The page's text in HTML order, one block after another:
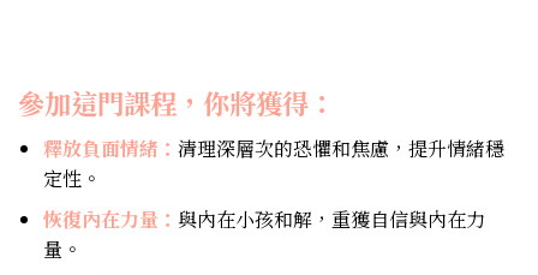
參加這門課程，你將獲得：
釋放負面情緒： 清理深層次的恐懼和焦慮，提升情緒穩
定性。
恢復內在力量： 與內在小孩和解，重獲自信與內在力
量。